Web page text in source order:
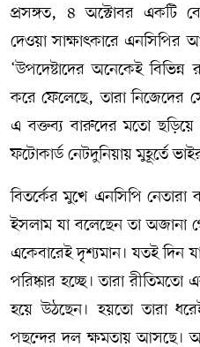
প্রসঙ্গত, ৪ অক্টোবর একটি
দেওয়া সাক্ষাৎকারে এনসিপির
‘উপদেষ্টাদের অনেকেই
করে ফেলেছে, তারা নিজেদের
এ বক্তব্য বারুদের মতো ছড়িয়ে
ফটোকার্ড নেটদুনিয়ায় মুহূর্তে
বিতর্কের মুখে এনসিপি নেতারা
ইসলাম যা বলেছেন তা
একেবারেই দৃশ্যমান। যতই দিন
পরিষ্কার হচ্ছে। তারা
হয়ে উঠছেন। হয়তো তারা
পছন্দের দল ক্ষমতায় আসছে।